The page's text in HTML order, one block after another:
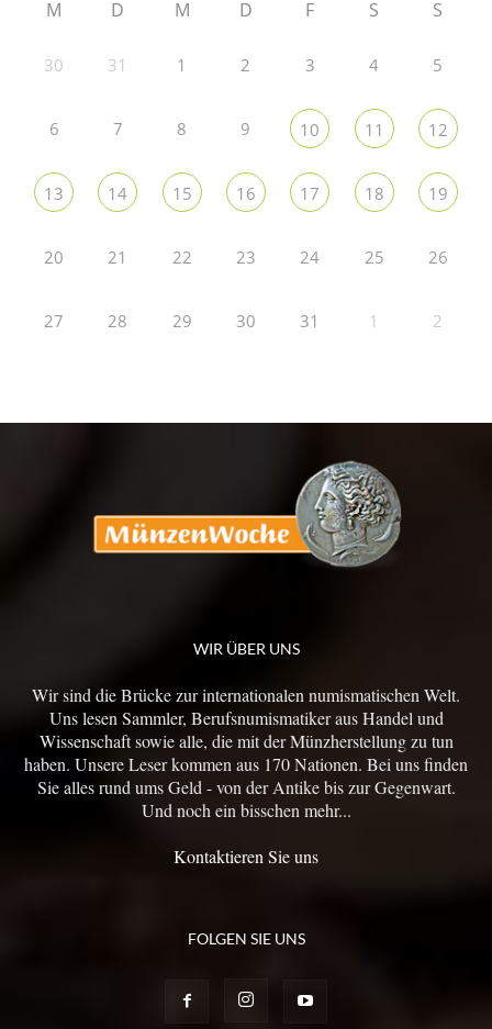
M D M D F S S
30 31 1 2 3 4 5
6 7 8 9 10 11 12
13 14 15 16 17 18 19
20 21 22 23 24 25 26
27 28 29 30 31 1 2
WIR ÜBER UNS
Wir sind die Brücke zur internationalen numismatischen Welt.
Uns lesen Sammler, Berufsnumismatiker aus Handel und
Wissenschaft sowie alle, die mit der Münzherstellung zu tun
haben. Unsere Leser kommen aus 170 Nationen. Bei uns finden
Sie alles rund ums Geld - von der Antike bis zur Gegenwart.
Und noch ein bisschen mehr...
Kontaktieren Sie uns
FOLGEN SIE UNS